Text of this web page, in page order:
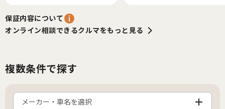
保証内容について
オンライン相談できるクルマをもっと見る
複数条件で探す
メーカー・車名を選択